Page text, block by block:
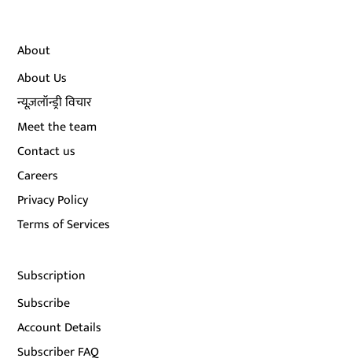
About
About Us
न्यूज़लॉन्ड्री विचार
Meet the team
Contact us
Careers
Privacy Policy
Terms of Services
Subscription
Subscribe
Account Details
Subscriber FAQ